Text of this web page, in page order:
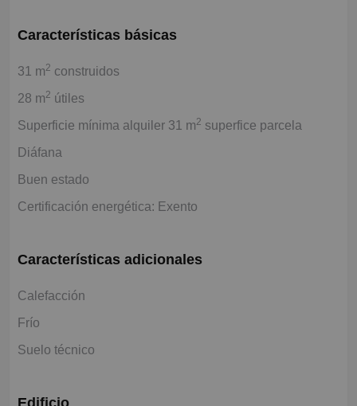
Características básicas
31 m2 construidos
28 m2 útiles
Superficie mínima alquiler 31 m2 superfice parcela
Diáfana
Buen estado
Certificación energética: Exento
Características adicionales
Calefacción
Frío
Suelo técnico